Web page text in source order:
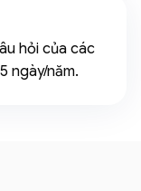
hỏi của các
ngày/năm.